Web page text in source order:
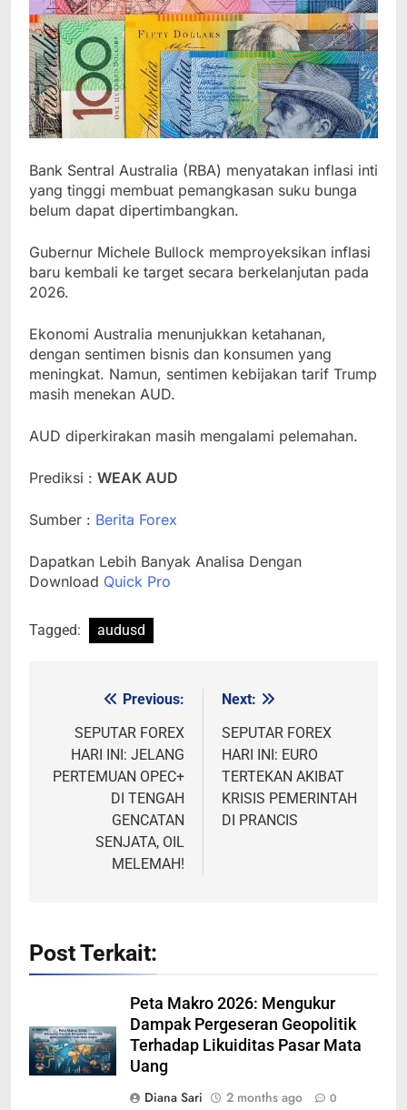
Bank Sentral Australia (RBA) menyatakan inflasi inti
yang tinggi membuat pemangkasan suku bunga
belum dapat dipertimbangkan.
Gubernur Michele Bullock memproyeksikan inflasi
baru kembali ke target secara berkelanjutan pada
2026.
Ekonomi Australia menunjukkan ketahanan,
dengan sentimen bisnis dan konsumen yang
meningkat. Namun, sentimen kebijakan tarif Trump
masih menekan AUD.
AUD diperkirakan masih mengalami pelemahan.
Prediksi : WEAK AUD
Sumber : Berita Forex
Dapatkan Lebih Banyak Analisa Dengan
Download Quick Pro
Tagged: audusd
navigation
Previous:
SEPUTAR FOREX
HARI INI: JELANG
PERTEMUAN OPEC+
DI TENGAH
GENCATAN
SENJATA, OIL
MELEMAH!
Next:
SEPUTAR FOREX
HARI INI: EURO
TERTEKAN AKIBAT
KRISIS PEMERINTAH
DI PRANCIS
Post Terkait:
Peta Makro 2026: Mengukur
Dampak Pergeseran Geopolitik
Terhadap Likuiditas Pasar Mata
Uang
Diana Sari
2 months ago 0